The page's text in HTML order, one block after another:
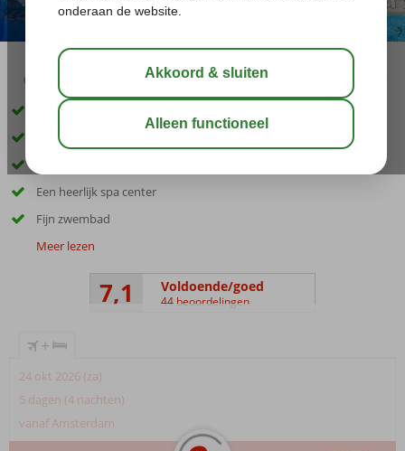
03:30
Direct aan het strand
Uitzicht op zee en het kasteel van Bodrum
Een heerlijk spa center
Fijn zwembad
Meer lezen
7,1 Voldoende/goed
44 beoordelingen
+
24 okt 2026 (za)
5 dagen (4 nachten)
vanaf Amsterdam